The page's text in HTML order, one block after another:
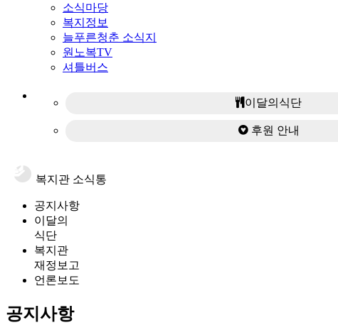
소식마당
복지정보
늘푸른청춘 소식지
원노복TV
셔틀버스
이달의식단
후원 안내
복지관 소식통
공지사항
이달의
식단
복지관
재정보고
언론보도
공지사항